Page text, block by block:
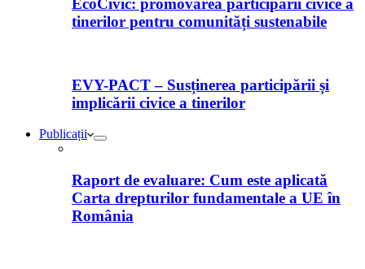
EcoCivic: promovarea participării civice a
tinerilor pentru comunități sustenabile
EVY-PACT – Susținerea participării și
implicării civice a tinerilor
Publicații
Raport de evaluare: Cum este aplicată
Carta drepturilor fundamentale a UE în
România